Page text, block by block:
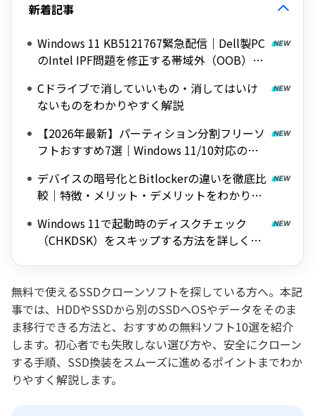
新着記事
Windows 11 KB5121767緊急配信｜Dell製PC
のIntel IPF問題を修正する帯域外（OOB）ア
Cドライブで消していいもの・消してはいけ
ないものをわかりやすく解説
【2026年最新】パーティション分割フリーソ
フトおすすめ7選｜Windows 11/10対応の無
デバイスの暗号化とBitlockerの違いを徹底比
較｜特徴・メリット・デメリットをわかりや
Windows 11で起動時のディスクチェック
（CHKDSK）をスキップする方法を詳しく解
無料で使えるSSDクローンソフトを探している方へ。本記
事では、HDDやSSDから別のSSDへOSやデータをそのま
ま移行できる方法と、おすすめの無料ソフト10選を紹介
します。初心者でも失敗しない選び方や、安全にクローン
する手順、SSD換装をスムーズに進めるポイントまでわか
りやすく解説します。